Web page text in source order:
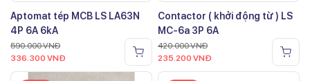
Aptomat tép MCB LS LA63N
4P 6A 6kA
590.000VNĐ
336.300 VNĐ
Contactor ( khởi động từ ) LS
MC-6a 3P 6A
420.000VNĐ
235.200 VNĐ